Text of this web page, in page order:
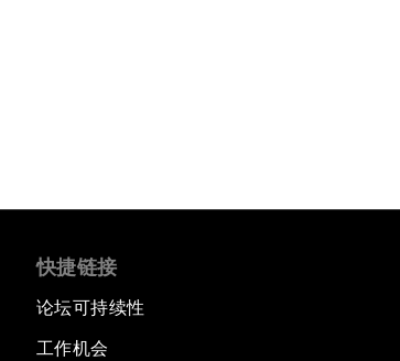
快捷链接
论坛可持续性
工作机会